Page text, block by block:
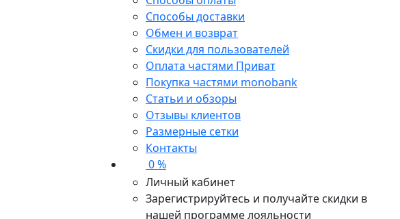
Способы доставки
Обмен и возврат
Скидки для пользователей
Оплата частями Приват
Покупка частями monobank
Статьи и обзоры
Отзывы клиентов
Размерные сетки
Контакты
0 %
Личный кабинет
Зарегистрируйтесь и получайте скидки в
нашей программе лояльности